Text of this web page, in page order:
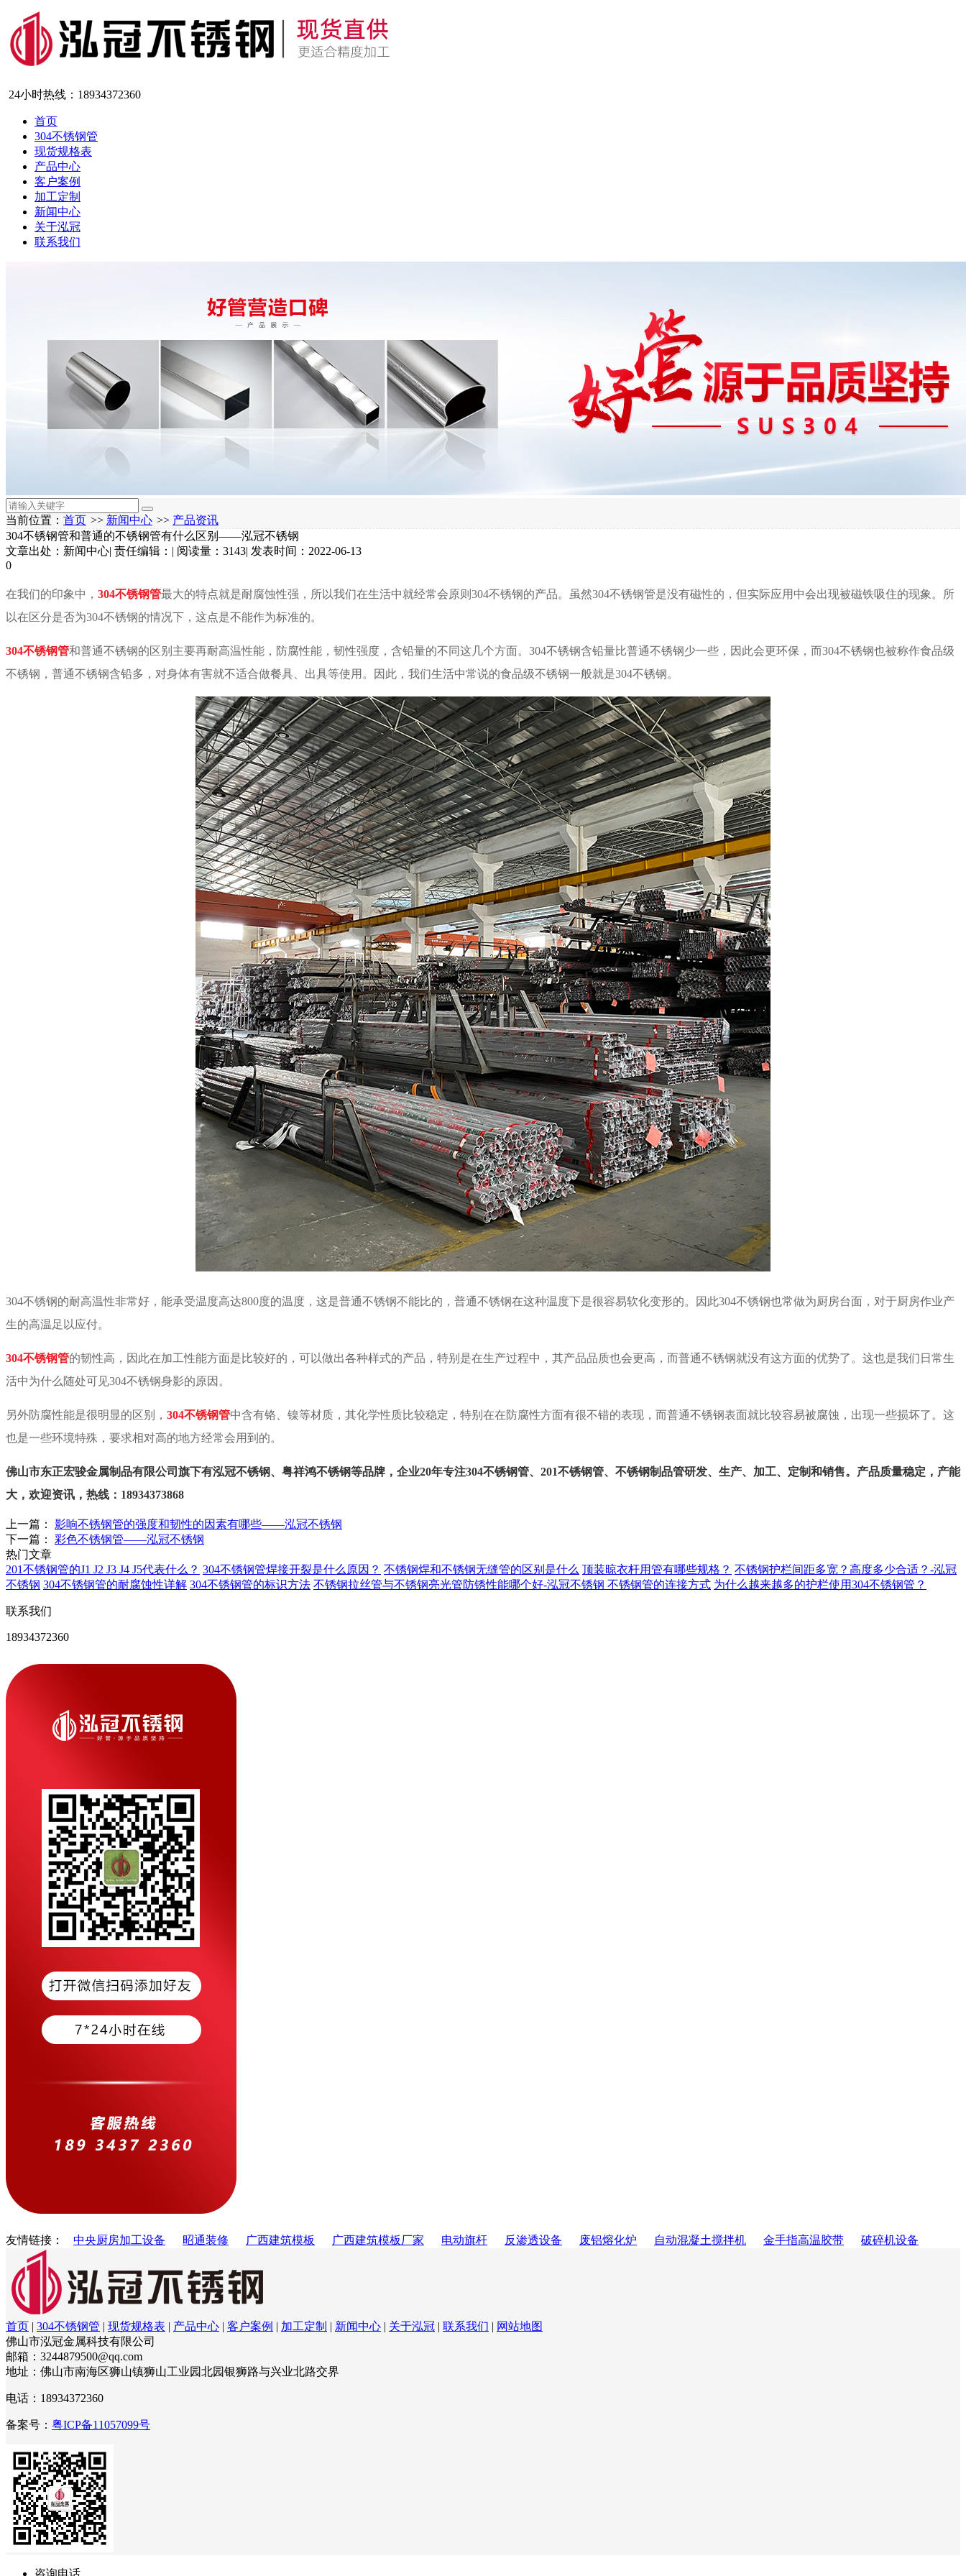
24小时热线： 18934372360
首页
304不锈钢管
现货规格表
产品中心
客户案例
加工定制
新闻中心
关于泓冠
联系我们
当前位置： 首页 >> 新闻中心 >> 产品资讯
304不锈钢管和普通的不锈钢管有什么区别——泓冠不锈钢
文章出处：新闻中心| 责任编辑： | 阅读量：3143| 发表时间：2022-06-13
0
在我们的印象中， 304不锈钢管最大的特点就是耐腐蚀性强，所以我们在生活中就经常会原则 304不锈钢的产品。虽然304不锈钢管是没有磁性的，但实际应用中会出现被磁铁吸住的现象。所
以在区分是否为304不锈钢的情况下，这点是不能作为标准的。
304不锈钢管和普通不锈钢的区别主要再耐高温性能，防腐性能，韧性强度，含铅量的不同这几个方面。 304不锈钢含铅量比普通不锈钢少一些，因此会更环保，而304不锈钢也被称作食品级
不锈钢，普通不锈钢含铅多，对身体有害就不适合做餐具、出具等使用。因此，我们生活中常说的食品级不锈钢一般就是304不锈钢。
304不锈钢的耐高温性非常好，能承受温度高达800度的温度，这是普通不锈钢不能比的，普通不锈钢在这种温度下是很容易软化变形的。因此304不锈钢也常做为厨房台面，对于厨房作业产
生的高温足以应付。
304不锈钢管的韧性高，因此在加工性能方面是比较好的，可以做出各种样式的产品，特别是在生产过程中，其产品品质也会更高，而普通不锈钢就没有这方面的优势了。这也是我们日常生
活中为什么随处可见304不锈钢身影的原因。
另外防腐性能是很明显的区别， 304不锈钢管中含有铬、镍等材质，其化学性质比较稳定，特别在在防腐性方面有很不错的表现，而普通不锈钢表面就比较容易被腐蚀，出现一些损坏了。这
也是一些环境特殊，要求相对高的地方经常会用到的。
佛山市东正宏骏金属制品有限公司旗下有泓冠不锈钢、粤祥鸿不锈钢等品牌，企业20年专注304不锈钢管、 201不锈钢管、不锈钢制品管研发、生产、加工、定制和销售。 产品质量稳定，产能
大，欢迎资讯，热线：18934373868
上一篇： 影响不锈钢管的强度和韧性的因素有哪些——泓冠不锈钢
下一篇： 彩色不锈钢管——泓冠不锈钢
热门文章
201不锈钢管的J1 J2 J3 J4 J5代表什么？ 304不锈钢管焊接开裂是什么原因？ 不锈钢焊和不锈钢无缝管的区别是什么 顶装晾衣杆用管有哪些规格？ 不锈钢护栏间距多宽？高度多少合适？-泓冠
不锈钢 304不锈钢管的耐腐蚀性详解 304不锈钢管的标识方法 不锈钢拉丝管与不锈钢亮光管防锈性能哪个好-泓冠不锈钢 不锈钢管的连接方式 为什么越来越多的护栏使用304不锈钢管？
联系我们
18934372360
友情链接： 中央厨房加工设备 昭通装修 广西建筑模板 广西建筑模板厂家 电动旗杆 反渗透设备 废铝熔化炉 自动混凝土搅拌机 金手指高温胶带 破碎机设备
首页 | 304不锈钢管 | 现货规格表 | 产品中心 | 客户案例 | 加工定制 | 新闻中心 | 关于泓冠 | 联系我们 | 网站地图
佛山市泓冠金属科技有限公司
邮箱：3244879500@qq.com
地址：佛山市南海区狮山镇狮山工业园北园银狮路与兴业北路交界
电话：18934372360
备案号： 粤ICP备11057099号
咨询电话